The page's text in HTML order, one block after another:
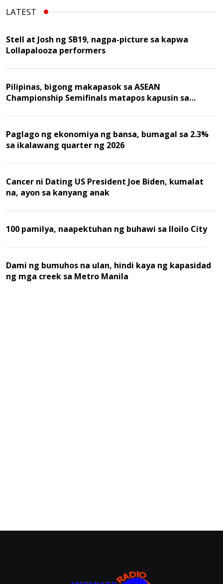
LATEST
Stell at Josh ng SB19, nagpa-picture sa kapwa
Lollapalooza performers
Pilipinas, bigong makapasok sa ASEAN
Championship Semifinals matapos kapusin sa
Paglago ng ekonomiya ng bansa, bumagal sa 2.3%
sa ikalawang quarter ng 2026
Cancer ni Dating US President Joe Biden, kumalat
na, ayon sa kanyang anak
100 pamilya, naapektuhan ng buhawi sa Iloilo City
Dami ng bumuhos na ulan, hindi kaya ng kapasidad
ng mga creek sa Metro Manila